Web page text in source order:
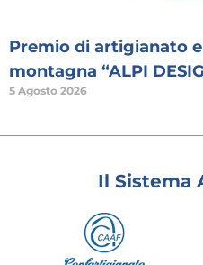
Premio di artigianato
montagna “ALPI
5 Agosto 2026
Il Sistema